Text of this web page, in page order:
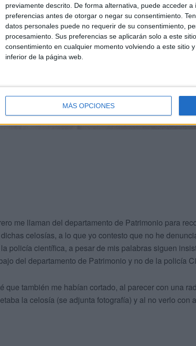
previamente descrito. De forma alternativa, puede acceder
preferencias antes de otorgar o negar su consentimiento.
datos personales puede no requerir de su consentimiento,
procesamiento. Sus preferencias se aplicarán solo a este
consentimiento en cualquier momento volviendo a este sitio
inferior de la página web.
MÁS OPCIONES
me llaman del departamento de Patrimonio para
celosías, a lo que yo contesto que no he
policía científica, a pesar de mis palabras siguen
del departamento de Patrimonio y no de la policía
que también me habían cortado, al parecer con una
la celosía (se adjunta fotografía) y al no verlo con